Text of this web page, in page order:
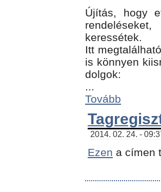
Újítás, hogy
keressétek.
Itt
is könnyen
dolgok:
...
Tovább
2014. 02. 24. -
Ezen a címen